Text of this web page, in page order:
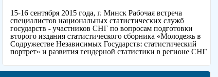
15-16 сентября 2015 года, г. Минск Рабочая встреча
специалистов национальных статистических служб
государств - участников СНГ по вопросам подготовки
второго издания статистического сборника «Молодежь в
Содружестве Независимых Государств: статистический
портрет» и развития гендерной статистики в регионе СНГ